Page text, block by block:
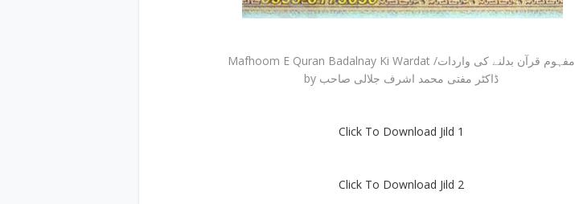
Mafhoom E Quran Badalnay Ki Wardat /مفہوم قرآن بدلنے کی واردات
by ڈاکٹر مفتی محمد اشرف جلالی صاحب
Click To Download Jild 1
Click To Download Jild 2